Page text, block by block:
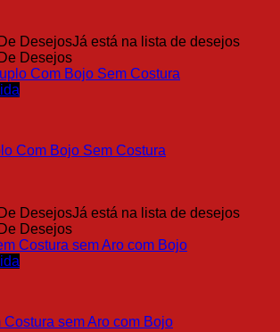
DesejosJá está na lista de desejos
Desejos
Com Bojo Sem Costura
DesejosJá está na lista de desejos
Desejos
sem Aro com Bojo